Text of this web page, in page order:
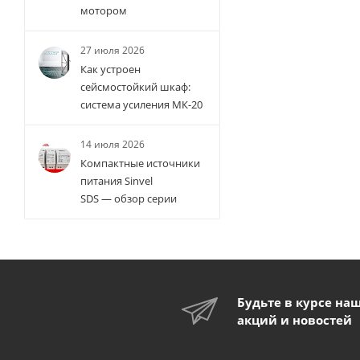
мотором
27 июля 2026
Как устроен
сейсмостойкий шкаф:
система усиления МК-20
14 июля 2026
Компактные источники
питания Sinvel
SDS — обзор серии
Будьте в курсе
акций и новостей